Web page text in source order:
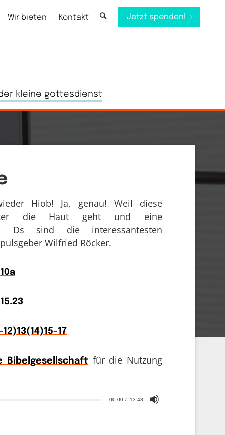
Wir bieten Kontakt Jetzt spenden!
kleine gottesdienst
00:00 13:48
Hiob! Ja, genau! Weil diese
die Haut geht und eine
Ds sind die interessantesten
Wilfried Röcker.
Bibelgesellschaft für die Nutzung